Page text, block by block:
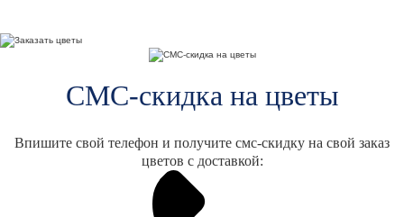
СМС-скидка на цветы
Впишите свой телефон и получите смс-скидку на свой заказ
цветов с доставкой: